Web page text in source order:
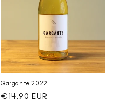
Gargante 2022
Normaler
€14,90 EUR